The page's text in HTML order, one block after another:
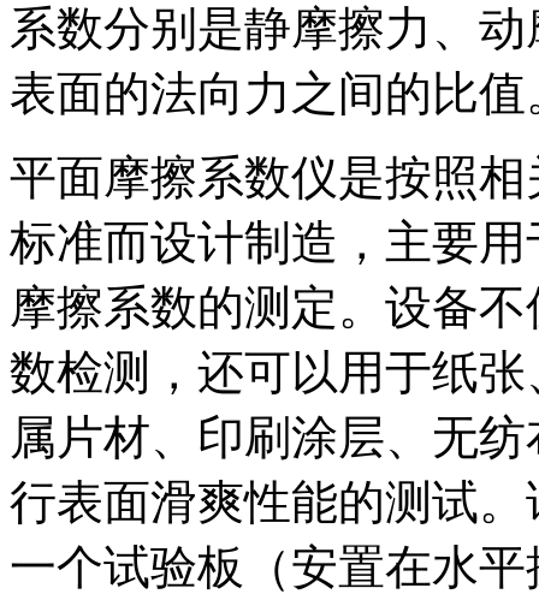
系数分别是静摩擦力、
表面的法向力之间的比值
平面摩擦系数仪是按照
标准而设计制造，主要
摩擦系数的测定。设备
数检测，还可以用于纸
属片材、印刷涂层、无
行表面滑爽性能的测试
一个试验板（安置在水